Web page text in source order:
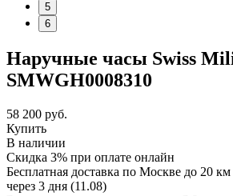
5
6
Наручные часы Swiss
SMWGH0008310
58 200 руб.
Купить
В наличии
Скидка 3% при оплате онлайн
Бесплатная доставка по Москве до 20
через 3 дня (11.08)